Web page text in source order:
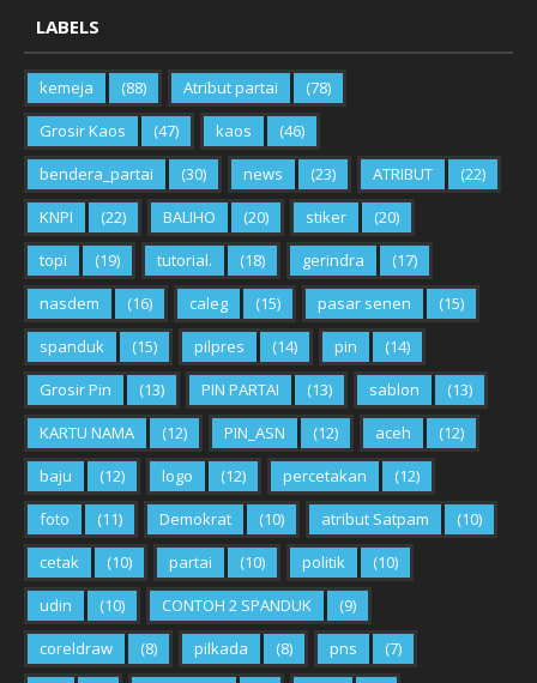
LABELS
kemeja (88) Atribut partai
(78)
Grosir Kaos
(47) kaos
(46)
bendera_partai
(30) news (23) ATRIBUT
(22)
KNPI
(22) BALIHO (20) stiker
(20)
topi
(19) tutorial. (18) gerindra
(17)
nasdem
(16) caleg (15) pasar senen
(15)
spanduk
(15) pilpres (14) pin
(14)
Grosir Pin
(13) PIN PARTAI (13) sablon
(13)
KARTU NAMA
(12) PIN_ASN (12) aceh
(12)
baju
(12) logo (12) percetakan
(12)
foto
(11) Demokrat (10) atribut Satpam
(10)
cetak
(10) partai (10) politik
(10)
udin
(10) CONTOH 2 SPANDUK
(9)
coreldraw
(8) pilkada (8) pns
(7)